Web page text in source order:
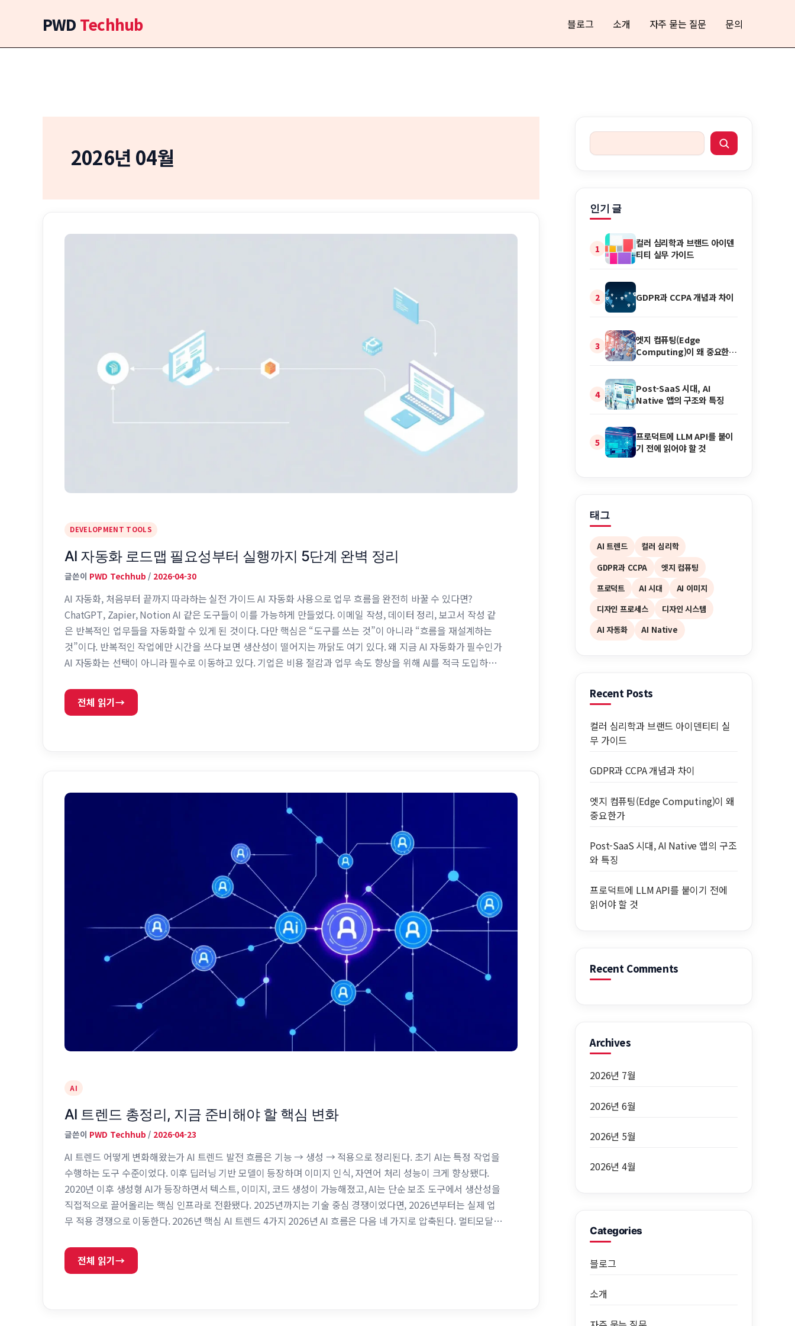
PWD Techhub 블로그 소개 자주 묻는 질문 문의
2026년 04월
DEVELOPMENT TOOLS
AI 자동화 로드맵 필요성부터 실행까지 5단계 완벽 정리
글쓴이 PWD Techhub / 2026-04-30
AI 자동화, 처음부터 끝까지 따라하는 실전 가이드 AI 자동화 사용으로 업무 흐름을 완전히 바꿀 수 있다면?
ChatGPT, Zapier, Notion AI 같은 도구들이 이를 가능하게 만들었다. 이메일 작성, 데이터 정리, 보고서 작성 같
은 반복적인 업무들을 자동화할 수 있게 된 것이다. 다만 핵심은 “도구를 쓰는 것”이 아니라 “흐름을 재설계하는
것”이다. 반복적인 작업에만 시간을 쓰다 보면 생산성이 떨어지는 까닭도 여기 있다. 왜 지금 AI 자동화가 필수인가
AI 자동화는 선택이 아니라 필수로 이동하고 있다. 기업은 비용 절감과 업무 속도 향상을 위해 AI를 적극 도입하고
전체 읽기→
AI
AI 트렌드 총정리, 지금 준비해야 할 핵심 변화
글쓴이 PWD Techhub / 2026-04-23
AI 트렌드 어떻게 변화해왔는가 AI 트렌드 발전 흐름은 기능 → 생성 → 적용으로 정리된다. 초기 AI는 특정 작업을
수행하는 도구 수준이었다. 이후 딥러닝 기반 모델이 등장하며 이미지 인식, 자연어 처리 성능이 크게 향상됐다.
2020년 이후 생성형 AI가 등장하면서 텍스트, 이미지, 코드 생성이 가능해졌고, AI는 단순 보조 도구에서 생산성을
직접적으로 끌어올리는 핵심 인프라로 전환됐다. 2025년까지는 기술 중심 경쟁이었다면, 2026년부터는 실제 업
무 적용 경쟁으로 이동한다. 2026년 핵심 AI 트렌드 4가지 2026년 AI 흐름은 다음 네 가지로 압축된다. 멀티모달
전체 읽기→
인기 글
1
컬러 심리학과 브랜드 아이덴
티티 실무 가이드
2 GDPR과 CCPA 개념과 차이
3
엣지 컴퓨팅(Edge
Computing)이 왜 중요한
4
Post-SaaS 시대, AI
Native 앱의 구조와 특징
5
프로덕트에 LLM API를 붙이
기 전에 읽어야 할 것
태그
AI 트렌드
컬러 심리학
GDPR과 CCPA
엣지 컴퓨팅
프로덕트
AI 시대
AI 이미지
디자인 프로세스
디자인 시스템
AI 자동화
AI Native
Recent Posts
컬러 심리학과 브랜드 아이덴티티 실
무 가이드
GDPR과 CCPA 개념과 차이
엣지 컴퓨팅(Edge Computing)이 왜
중요한가
Post-SaaS 시대, AI Native 앱의 구조
와 특징
프로덕트에 LLM API를 붙이기 전에
읽어야 할 것
Recent Comments
Archives
2026년 7월
2026년 6월
2026년 5월
2026년 4월
Categories
블로그
소개